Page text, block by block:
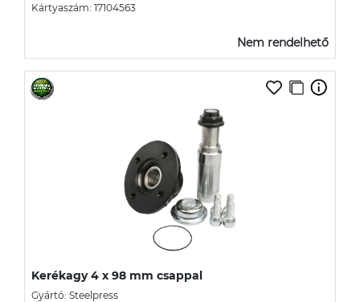
Kártyaszám: 17104563
Nem rendelhető
Kerékagy 4 x 98 mm csappal
Gyártó: Steelpress